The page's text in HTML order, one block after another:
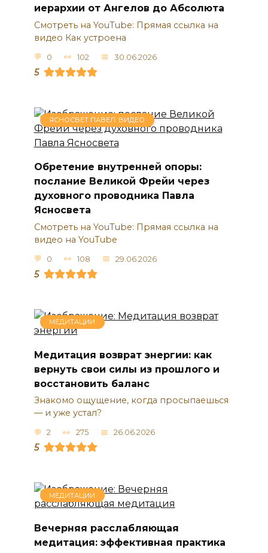
иерархии от Ангелов до Абсолюта
Смотреть на YouTube: Прямая ссылка на
видео Как устроена
0 102 30.06.2026
5
ЯСНОСВЕТ ПАВЕЛ: ВИДЕО
Обретение внутренней опоры:
послание Великой Фрейи через
духовного проводника Павла
Ясносвета
Смотреть на YouTube: Прямая ссылка на
видео на YouTube
0 108 29.06.2026
5
МЕДИТАЦИИ
Медитация возврат энергии: как
вернуть свои силы из прошлого и
восстановить баланс
Знакомо ощущение, когда просыпаешься
— и уже устал?
2 275 26.06.2026
5
МЕДИТАЦИИ
Вечерняя расслабляющая
медитация: эффективная практика